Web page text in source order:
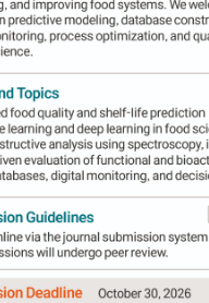
Ku2,Minseon
▼
05, 2018; Accepted:
들음병 또는 뿌리썩음